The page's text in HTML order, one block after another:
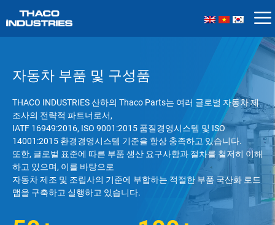
자동차 부품 및 구성품
THACO INDUSTRIES 산하의 Thaco Parts는 여러 글로벌 자동차 제
조사의 전략적 파트너로서,
IATF 16949:2016, ISO 9001:2015 품질경영시스템 및 ISO
14001:2015 환경경영시스템 기준을 항상 충족하고 있습니다.
또한, 글로벌 표준에 따른 부품 생산 요구사항과 절차를 철저히 이해
하고 있으며, 이를 바탕으로
자동차 제조 및 조립사의 기준에 부합하는 적절한 부품 국산화 로드
맵을 구축하고 실행하고 있습니다.